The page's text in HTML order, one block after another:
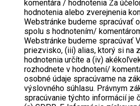
komentára / hodnotenia Za
hodnotenia alebo zverejnenia
Webstránke budeme spracúvať
spolu s hodnotením/
Webstránke budeme spracúvať
priezvisko, (iii) alias, ktorý si na
hodnotenia určíte a (iv)
rozhodnete v hodnotení/
osobné údaje spracúvame na
výslovného súhlasu. Právnym
spracúvanie týchto informácií je